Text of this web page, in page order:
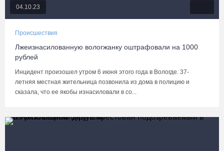
04.10.23
Происшествия
Лжеизнасилованную вологжанку оштрафовали на 1000
рублей
Инцидент произошел утром 6 июня этого года в Вологде. 37-
летняя местная жительница позвонила из дома в полицию и
сказала, что ее якобы изнасиловали в со...